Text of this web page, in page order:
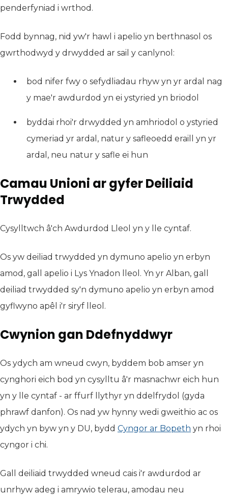
penderfyniad i wrthod.
Fodd bynnag, nid yw'r hawl i apelio yn berthnasol os
gwrthodwyd y drwydded ar sail y canlynol:
bod nifer fwy o sefydliadau rhyw yn yr ardal nag
y mae'r awdurdod yn ei ystyried yn briodol
byddai rhoi'r drwydded yn amhriodol o ystyried
cymeriad yr ardal, natur y safleoedd eraill yn yr
ardal, neu natur y safle ei hun
Camau Unioni ar gyfer Deiliaid
Trwydded
Cysylltwch â'ch Awdurdod Lleol yn y lle cyntaf.
Os yw deiliad trwydded yn dymuno apelio yn erbyn
amod, gall apelio i Lys Ynadon lleol. Yn yr Alban, gall
deiliad trwydded sy'n dymuno apelio yn erbyn amod
gyflwyno apêl i'r siryf lleol.
Cwynion gan Ddefnyddwyr
Os ydych am wneud cwyn, byddem bob amser yn
cynghori eich bod yn cysylltu â'r masnachwr eich hun
yn y lle cyntaf - ar ffurf llythyr yn ddelfrydol (gyda
phrawf danfon). Os nad yw hynny wedi gweithio ac os
ydych yn byw yn y DU, bydd Cyngor ar Bopeth (yn
yn rhoi
cyngor i chi.
Gall deiliaid trwydded wneud cais i'r awdurdod ar
unrhyw adeg i amrywio telerau, amodau neu